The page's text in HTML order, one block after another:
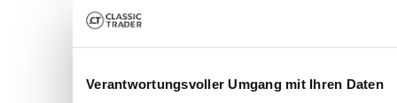
Verantwortungsvoller Umgang mit Ihren Daten